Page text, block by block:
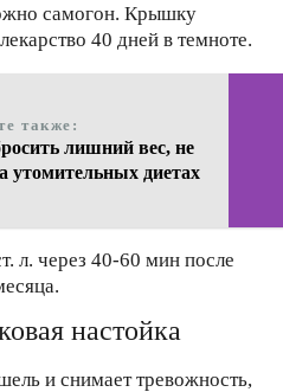
самогон. Крышку
40 дней в темноте.
также:
лишний вес, не
утомительных диетах
л. через 40-60 мин после
настойка
и снимает тревожность,